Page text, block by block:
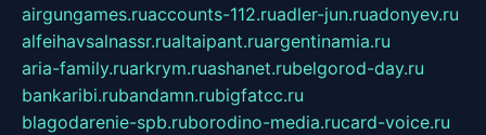
airgungames.ruaccounts-112.ruadler-jun.ruadonyev.ru
alfeihavsalnassr.rualtaipant.ruargentinamia.ru
aria-family.ruarkrym.ruashanet.rubelgorod-day.ru
bankaribi.rubandamn.rubigfatcc.ru
blagodarenie-spb.ruborodino-media.rucard-voice.ru